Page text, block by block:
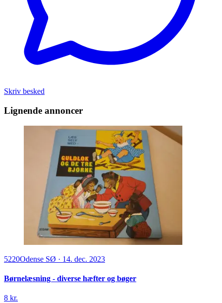
Skriv besked
Lignende annoncer
5220Odense SØ · 14. dec. 2023
Børnelæsning - diverse hæfter og bøger
8 kr.